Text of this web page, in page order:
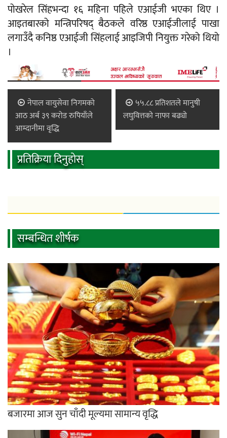
पोखरेल सिंहभन्दा १६ महिना पहिले एआईजी भएका थिए ।
आइतबारको मन्त्रिपरिषद् बैठकले वरिष्ठ एआईजीलाई पाखा
लगाउँदै कनिष्ठ एआईजी सिंहलाई आइजिपी नियुक्त गरेको थियो
।
नेपाल वायुसेवा निगमको
आठ अर्ब ३९ करोड रुपियाँले
आम्दानीमा वृद्धि
५५.८८ प्रतिशतले मानुषी
लघुवित्तको नाफा बढ्यो
प्रतिक्रिया दिनुहोस्
सम्बन्धित शीर्षक
बजारमा आज सुन चाँदी मूल्यमा सामान्य वृद्धि